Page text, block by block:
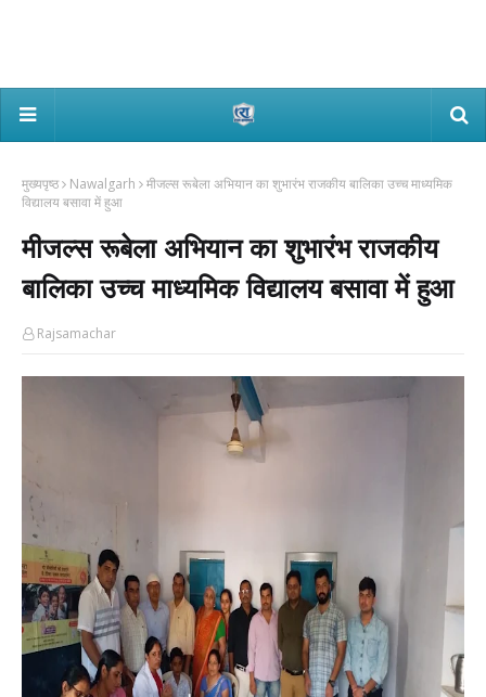
मुख्यपृष्ठ Nawalgarh
मीजल्स रूबेला अभियान का शुभारंभ राजकीय बालिका उच्च माध्यमिक
विद्यालय बसावा में हुआ
मीजल्स रूबेला अभियान का शुभारंभ राजकीय
बालिका उच्च माध्यमिक विद्यालय बसावा में हुआ
Rajsamachar